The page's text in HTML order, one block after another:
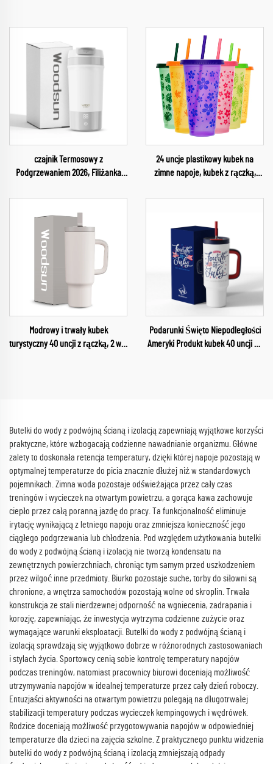
czajnik Termosowy z
Podgrzewaniem 2026, Filiżanka
Podgrzewania, Inteligentna
Filiżanka do Kawy z
Podgrzewaniem
24 uncje plastikowy kubek na
zimne napoje, kubek z rączką,
plastikowego
Modrowy i trwały kubek
turystyczny 40 uncji z rączką, 2 w 1,
Podarunki Święto Niepodległości
Ameryki Produkt kubek 40 uncji na
Butelki do wody z podwójną ścianą i izolacją zapewniają wyjątkowe korzyści
praktyczne, które wzbogacają codzienne nawadnianie organizmu. Główne
zalety to doskonała retencja temperatury, dzięki której napoje pozostają w
optymalnej temperaturze do picia znacznie dłużej niż w standardowych
pojemnikach. Zimna woda pozostaje odświeżająca przez cały czas
treningów i wycieczek na otwartym powietrzu, a gorąca kawa zachowuje
ciepło przez całą poranną jazdę do pracy. Ta funkcjonalność eliminuje
irytację wynikającą z letniego napoju oraz zmniejsza konieczność jego
ciągłego podgrzewania lub chłodzenia. Pod względem użytkowania butelki
do wody z podwójną ścianą i izolacją nie tworzą kondensatu na
zewnętrznych powierzchniach, chroniąc tym samym przed uszkodzeniem
przez wilgoć inne przedmioty. Biurko pozostaje suche, torby do siłowni są
chronione, a wnętrza samochodów pozostają wolne od skroplin. Trwała
konstrukcja ze stali nierdzewnej odporność na wgniecenia, zadrapania i
korozję, zapewniając, że inwestycja wytrzyma codzienne zużycie oraz
wymagające warunki eksploatacji. Butelki do wody z podwójną ścianą i
izolacją sprawdzają się wyjątkowo dobrze w różnorodnych zastosowaniach
i stylach życia. Sportowcy cenią sobie kontrolę temperatury napojów
podczas treningów, natomiast pracownicy biurowi doceniają możliwość
utrzymywania napojów w idealnej temperaturze przez cały dzień roboczy.
Entuzjaści aktywności na otwartym powietrzu polegają na długotrwałej
stabilizacji temperatury podczas wycieczek kempingowych i wędrówek.
Rodzice doceniają możliwość przygotowywania napojów w odpowiedniej
temperaturze dla dzieci na zajęcia szkolne. Z praktycznego punktu widzenia
butelki do wody z podwójną ścianą i izolacją zmniejszają odpady